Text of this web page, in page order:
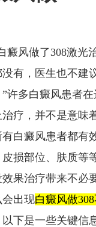
癜风做了308激光
有，医生也不建
许多白癜风患者
疗，并不是意味
有白癜风患者都有
损部位、肤质等
果治疗带来不必
会出现白癜风做
下是一些关键信